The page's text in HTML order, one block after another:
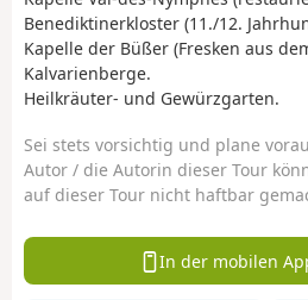
Benediktinerkloster (11./12.
Kapelle der Büßer (Fresken aus
Kalvarienberge.
Heilkräuter- und Gewürzgarten.
Sei stets vorsichtig und plane
Autor / die Autorin dieser Tour
auf dieser Tour nicht haftbar
In der mobilen